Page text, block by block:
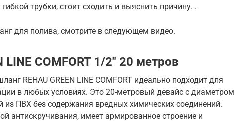
трубки, стоит сходить и выяснить причину. .
для полива, смотрите в следующем видео.
LINE COMFORT 1/2″ 20 метров
REHAU GREEN LINE COMFORT идеально подходит для
в любых условиях. Это 20-метровый девайс с диаметром
из ПВХ без содержания вредных химических соединений.
антискручивания, имеет армированное строение и